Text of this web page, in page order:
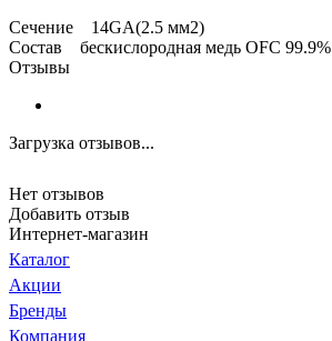
Сечение 14GA(2.5 мм2)
Состав бескислородная медь OFC 99.9%
Отзывы
Загрузка отзывов...
Нет отзывов
Добавить отзыв
Интернет-магазин
Каталог
Акции
Бренды
Компания